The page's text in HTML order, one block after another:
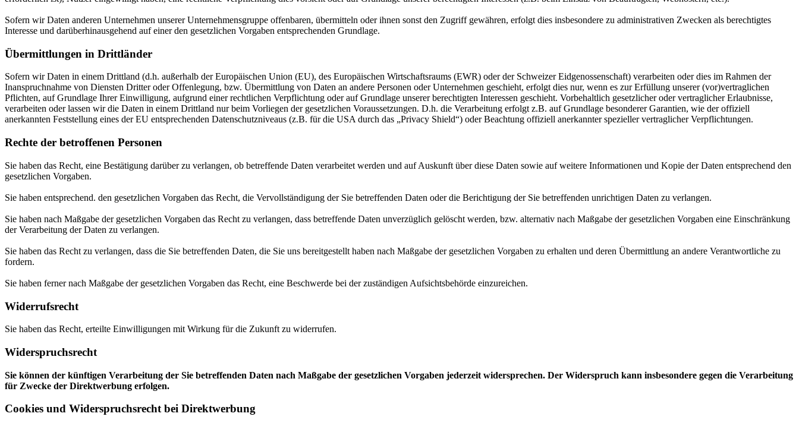
Sofern wir Daten anderen Unternehmen unserer Unternehmensgruppe offenbaren, übermitteln oder ihnen sonst den Zugriff gewähren, erfolgt dies insbesondere zu administrativen Zwecken als berechtigtes
Interesse und darüberhinausgehend auf einer den gesetzlichen Vorgaben entsprechenden Grundlage.
Übermittlungen in Drittländer
Sofern wir Daten in einem Drittland (d.h. außerhalb der Europäischen Union (EU), des Europäischen Wirtschaftsraums (EWR) oder der Schweizer Eidgenossenschaft) verarbeiten oder dies im Rahmen der
Inanspruchnahme von Diensten Dritter oder Offenlegung, bzw. Übermittlung von Daten an andere Personen oder Unternehmen geschieht, erfolgt dies nur, wenn es zur Erfüllung unserer (vor)vertraglichen
Pflichten, auf Grundlage Ihrer Einwilligung, aufgrund einer rechtlichen Verpflichtung oder auf Grundlage unserer berechtigten Interessen geschieht. Vorbehaltlich gesetzlicher oder vertraglicher Erlaubnisse,
verarbeiten oder lassen wir die Daten in einem Drittland nur beim Vorliegen der gesetzlichen Voraussetzungen. D.h. die Verarbeitung erfolgt z.B. auf Grundlage besonderer Garantien, wie der offiziell
anerkannten Feststellung eines der EU entsprechenden Datenschutzniveaus (z.B. für die USA durch das „Privacy Shield“) oder Beachtung offiziell anerkannter spezieller vertraglicher Verpflichtungen.
Rechte der betroffenen Personen
Sie haben das Recht, eine Bestätigung darüber zu verlangen, ob betreffende Daten verarbeitet werden und auf Auskunft über diese Daten sowie auf weitere Informationen und Kopie der Daten entsprechend den
gesetzlichen Vorgaben.
Sie haben entsprechend. den gesetzlichen Vorgaben das Recht, die Vervollständigung der Sie betreffenden Daten oder die Berichtigung der Sie betreffenden unrichtigen Daten zu verlangen.
Sie haben nach Maßgabe der gesetzlichen Vorgaben das Recht zu verlangen, dass betreffende Daten unverzüglich gelöscht werden, bzw. alternativ nach Maßgabe der gesetzlichen Vorgaben eine Einschränkung
der Verarbeitung der Daten zu verlangen.
Sie haben das Recht zu verlangen, dass die Sie betreffenden Daten, die Sie uns bereitgestellt haben nach Maßgabe der gesetzlichen Vorgaben zu erhalten und deren Übermittlung an andere Verantwortliche zu
fordern.
Sie haben ferner nach Maßgabe der gesetzlichen Vorgaben das Recht, eine Beschwerde bei der zuständigen Aufsichtsbehörde einzureichen.
Widerrufsrecht
Sie haben das Recht, erteilte Einwilligungen mit Wirkung für die Zukunft zu widerrufen.
Widerspruchsrecht
Sie können der künftigen Verarbeitung der Sie betreffenden Daten nach Maßgabe der gesetzlichen Vorgaben jederzeit widersprechen. Der Widerspruch kann insbesondere gegen die Verarbeitung
für Zwecke der Direktwerbung erfolgen.
Cookies und Widerspruchsrecht bei Direktwerbung